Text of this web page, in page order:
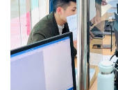
Doanh nghiệp
Thông tin doanh nghiệp